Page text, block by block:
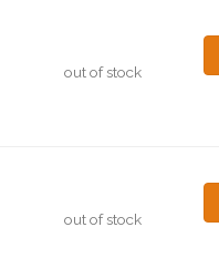
out of stock
out of stock